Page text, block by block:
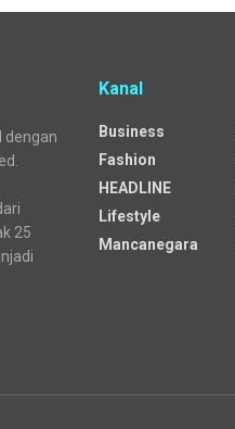
dengan
25
Kanal
Business
Fashion
HEADLINE
Lifestyle
Mancanegara